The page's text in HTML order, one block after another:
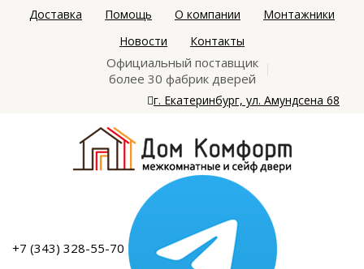
Доставка Помощь О компании
Монтажники
Новости
Контакты
Официальный поставщик
более 30 фабрик дверей
г. Екатеринбург, ул. Амундсена 68
+7 (343) 328-55-70